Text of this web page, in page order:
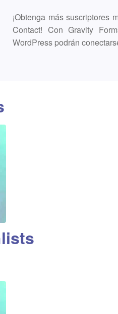
¡Obtenga más suscriptores
Contact! Con Gravity
WordPress podrán